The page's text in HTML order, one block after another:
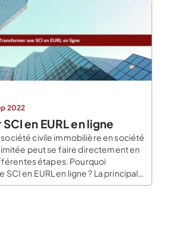
en détail sur ces différentes
KBIS de […]
2022
en EURL en ligne
civile immobilière en société
peut se faire directement en
étapes. Pourquoi
en EURL en ligne ? La principale
que la responsabilité de l’associé